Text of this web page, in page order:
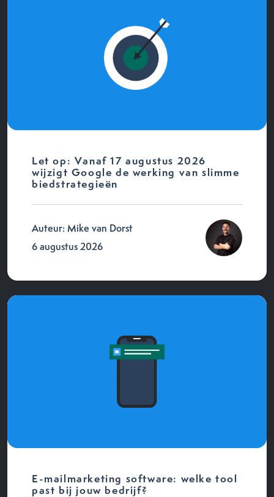
Let op: Vanaf 17 augustus 2026
wijzigt Google de werking van slimme
biedstrategieën
Auteur: Mike van Dorst
6 augustus 2026
E-mailmarketing software: welke tool
past bij jouw bedrijf?